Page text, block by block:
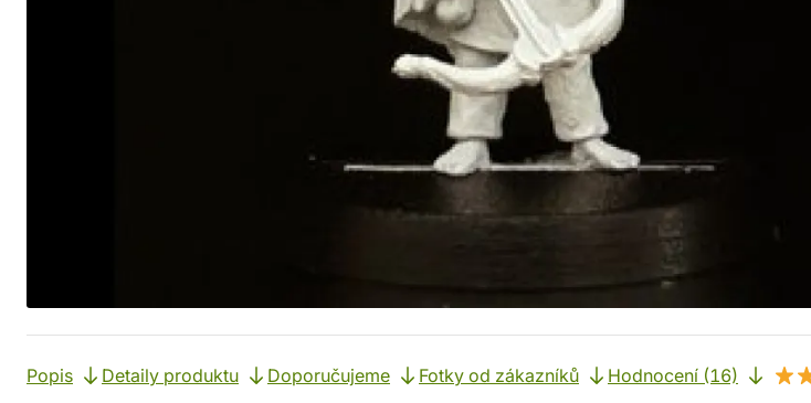
Popis Detaily produktu Doporučujeme Fotky od zákazníků Hodnocení (16)